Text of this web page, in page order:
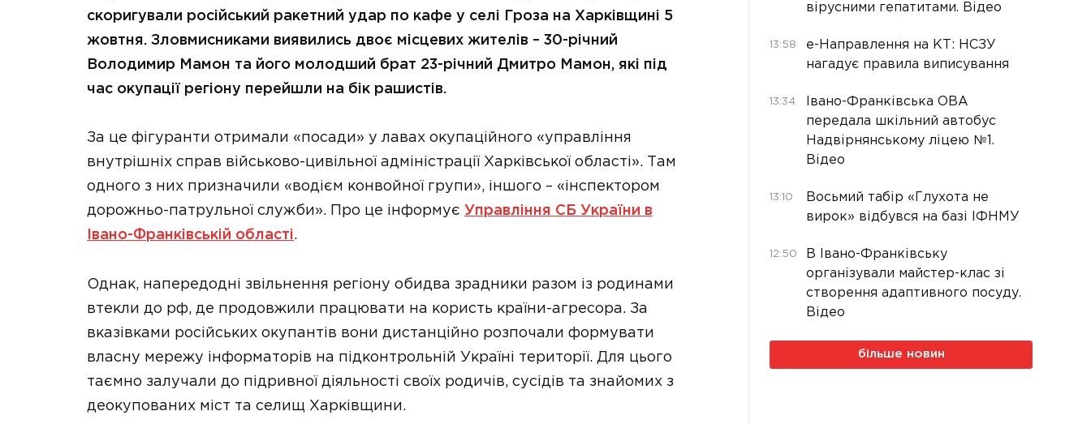
скоригували російський ракетний удар по кафе у селі Гроза на Харківщині 5
жовтня. Зловмисниками виявились двоє місцевих жителів – 30-річний
Володимир Мамон та його молодший брат 23-річний Дмитро Мамон, які під
час окупації регіону перейшли на бік рашистів.
За це фігуранти отримали «посади» у лавах окупаційного «управління
внутрішніх справ військово-цивільної адміністрації Харківської області». Там
одного з них призначили «водієм конвойної групи», іншого – «інспектором
дорожньо-патрульної служби». Про це інформує Управління СБ України в
Івано-Франківській області.
Однак, напередодні звільнення регіону обидва зрадники разом із родинами
втекли до рф, де продовжили працювати на користь країни-агресора. За
вказівками російських окупантів вони дистанційно розпочали формувати
власну мережу інформаторів на підконтрольній Україні території. Для цього
таємно залучали до підривної діяльності своїх родичів, сусідів та знайомих з
деокупованих міст та селищ Харківщини.
вірусними гепатитами. Відео
13:58
е-Направлення на КТ: НСЗУ
нагадує правила виписування
13:34
Івано-Франківська ОВА
передала шкільний автобус
Надвірнянському ліцею №1.
Відео
13:10
Восьмий табір «Глухота не
вирок» відбувся на базі ІФНМУ
12:50
В Івано-Франківську
організували майстер-клас зі
створення адаптивного посуду.
Відео
більше новин